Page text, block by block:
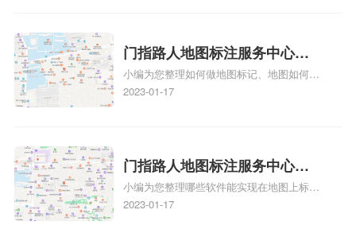
情可查看下方正文！
门指路人地图标注服务中心如
何做花小猪打车地图位置标
记？门指路人地图标注服务中
小编为您整理如何做地图标记、地图如何做
标记、so搜街景中如何做标记、360e启花贷
关地图标注知识，详情可查看下方正文！
2023-01-17
门指路人地图标注服务中心地
图位置地址标记？门指路人地
图标注服务中心苹果地图位置
小编为您整理哪些软件能实现在地图上标记
门指路人地图标注服务中心位置、门指路人
2023-01-17